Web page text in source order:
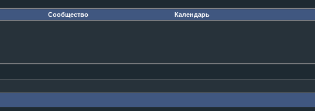
Сообщество Календарь